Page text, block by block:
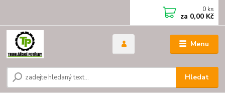
Menu
Hledat
0 ks
za 0,00 Kč